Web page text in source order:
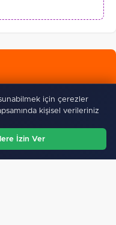
için çerezler
kişisel verileriniz
İzin Ver
Ara Menü